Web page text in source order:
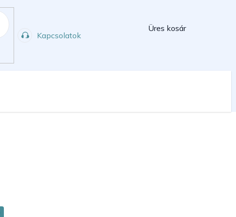
Kapcsolatok
Kosár
Üres kosár